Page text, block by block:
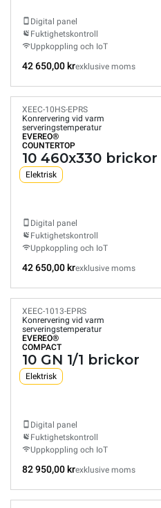
Digital panel
Fuktighetskontroll
Uppkoppling och IoT
42 650,00 krexklusive moms
XEEC-10HS-EPRS
Konrervering vid varm
serveringstemperatur
EVEREO®
COUNTERTOP
10 460x330 brickor
Elektrisk
Digital panel
Fuktighetskontroll
Uppkoppling och IoT
42 650,00 krexklusive moms
XEEC-1013-EPRS
Konrervering vid varm
serveringstemperatur
EVEREO®
COMPACT
10 GN 1/1 brickor
Elektrisk
Digital panel
Fuktighetskontroll
Uppkoppling och IoT
82 950,00 krexklusive moms